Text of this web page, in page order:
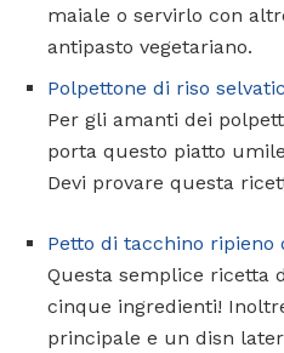
maiale o servirlo con
antipasto vegetariano.
Polpettone di riso
Per gli amanti dei
porta questo piatto
Devi provare questa
Petto di tacchino
Questa semplice ricetta
cinque ingredienti!
principale e un disn